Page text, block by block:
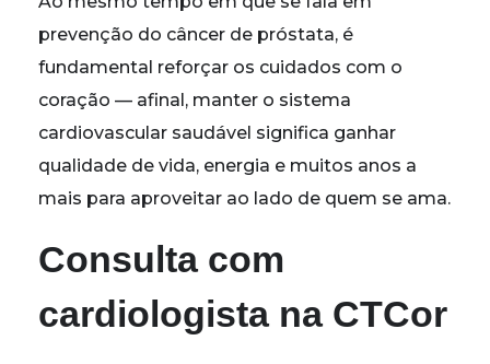
prevenção do câncer de próstata, é
fundamental reforçar os cuidados com o
coração — afinal, manter o sistema
cardiovascular saudável significa ganhar
qualidade de vida, energia e muitos anos a
mais para aproveitar ao lado de quem se ama.
Consulta com
cardiologista na CTCor